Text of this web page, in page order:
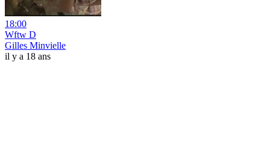
18:00
Wftw D
Gilles Minvielle
il y a 18 ans